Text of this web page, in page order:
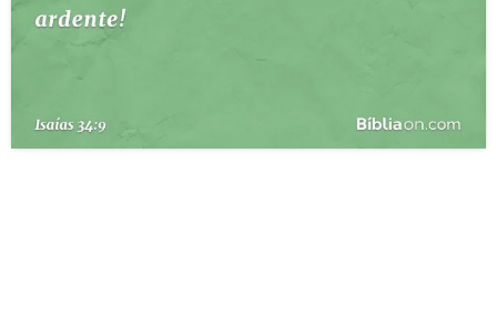
PERGUNTE À BÍBLIA
QUEM SOMOS